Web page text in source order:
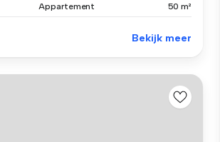
Appartement 50 m²
Bekijk meer